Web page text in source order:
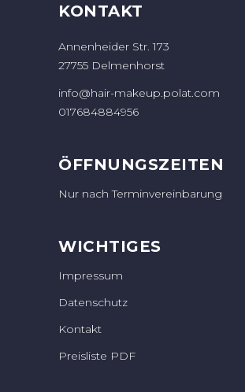
KONTAKT
Annenheider Str. 173
27755 Delmenhorst
info@hair-makeup.polat.com
017684884956
ÖFFNUNGSZEITEN
Nur nach Terminvereinbarung
WICHTIGES
Impressum
Datenschutz
Kontakt
Preisliste PDF